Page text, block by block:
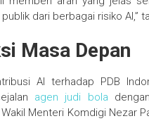
dari berbagai risiko AI,”
Masa Depan
AI terhadap PDB
agen judi bola
Menteri Komdigi Nezar